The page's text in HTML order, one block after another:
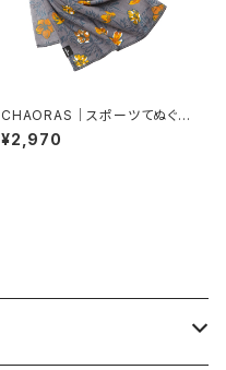
CHAORAS｜スポーツてぬぐい
（シナノキンバイ）
¥2,970